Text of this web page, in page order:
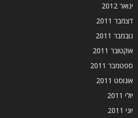
ינואר 2012
דצמבר 2011
נובמבר 2011
אוקטובר 2011
ספטמבר 2011
אוגוסט 2011
יולי 2011
יוני 2011